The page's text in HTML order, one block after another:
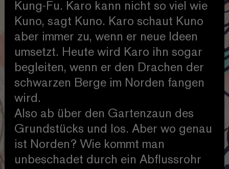
Kung-Fu. Karo kann nicht so viel wie
Kuno, sagt Kuno. Karo schaut Kuno
aber immer zu, wenn er neue Ideen
umsetzt. Heute wird Karo ihn sogar
begleiten, wenn er den Drachen der
schwarzen Berge im Norden fangen
wird.
Also ab über den Gartenzaun des
Grundstücks und los. Aber wo genau
ist Norden? Wie kommt man
unbeschadet durch ein Abflussrohr